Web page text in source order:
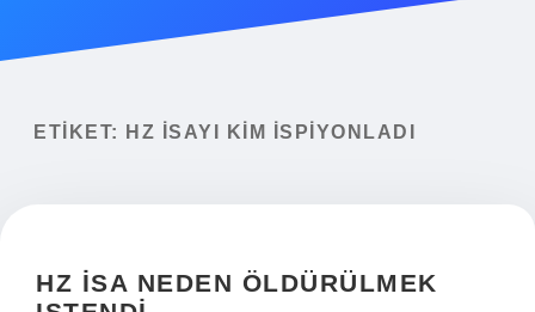
Yasal Uyarı
ETIKET: HZ İSAYI KIM ISPIYONLADI
HZ İSA NEDEN ÖLDÜRÜLMEK